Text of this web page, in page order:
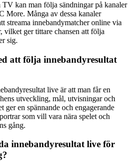
kan man följa sändningar på kanaler
More. Många av dessa kanaler
streama innebandymatcher online via
vilket ger tittare chansen att följa
sig.
att följa innebandyresultat
live är att man får en
utveckling, mål, utvisningar och
ger en spännande och engagerande
som vill vara nära spelet och
gång.
innebandyresultat live för